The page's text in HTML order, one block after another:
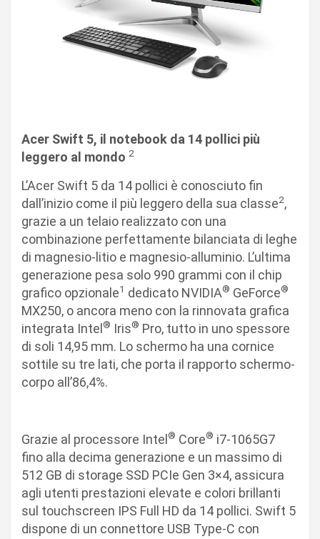
Acer Swift 5, il notebook da 14 pollici più
leggero al mondo 2
L’Acer Swift 5 da 14 pollici è conosciuto fin
dall’inizio come il più leggero della sua classe2,
grazie a un telaio realizzato con una
combinazione perfettamente bilanciata di leghe
di magnesio-litio e magnesio-alluminio. L’ultima
generazione pesa solo 990 grammi con il chip
grafico opzionale1 dedicato NVIDIA® GeForce®
MX250, o ancora meno con la rinnovata grafica
integrata Intel® Iris® Pro, tutto in uno spessore
di soli 14,95 mm. Lo schermo ha una cornice
sottile su tre lati, che porta il rapporto schermo-
corpo all’86,4%.
Grazie al processore Intel® Core® i7-1065G7
fino alla decima generazione e un massimo di
512 GB di storage SSD PCIe Gen 3×4, assicura
agli utenti prestazioni elevate e colori brillanti
sul touchscreen IPS Full HD da 14 pollici. Swift 5
dispone di un connettore USB Type-C con